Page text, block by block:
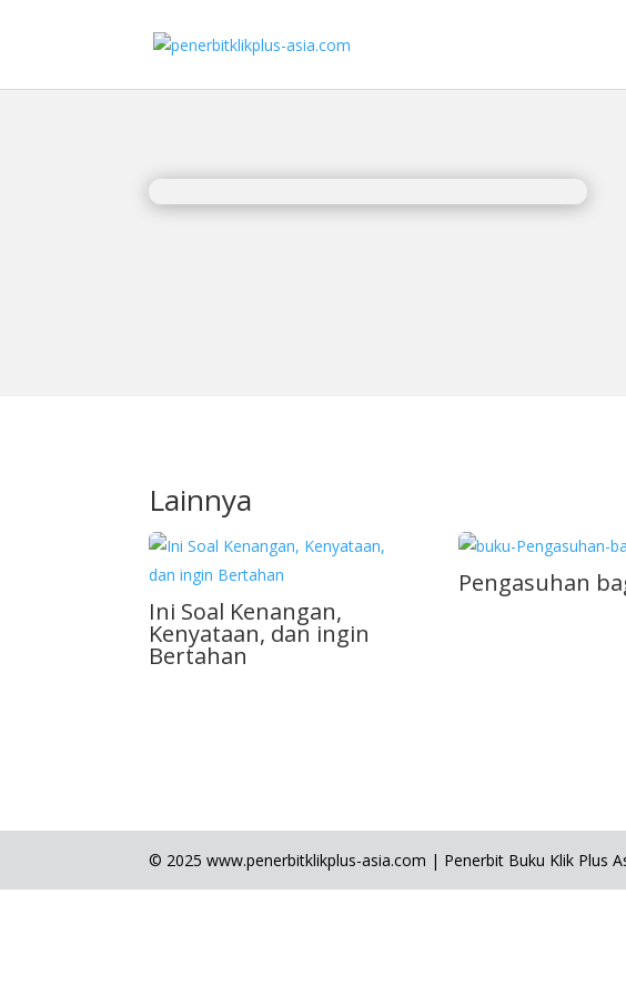
Lainnya
Ini Soal Kenangan,
Kenyataan, dan ingin
Bertahan
Pengasuhan
© 2025 www.penerbitklikplus-asia.com | Penerbit Buku Klik Plus